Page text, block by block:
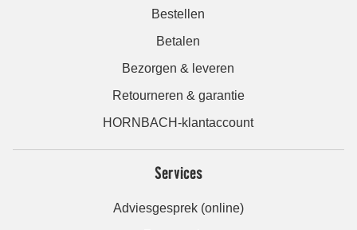
Bestellen
Betalen
Bezorgen & leveren
Retourneren & garantie
HORNBACH-klantaccount
Services
Adviesgesprek (online)